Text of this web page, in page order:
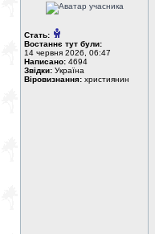
Стать:
Востаннє тут були:
14 червня 2026, 06:47
Написано: 4694
Звідки: Україна
Віровизнання: християнин